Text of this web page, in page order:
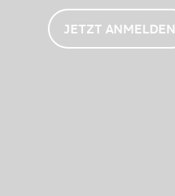
JETZT ANMELDEN